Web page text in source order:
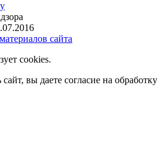
сайта
cookies.
вы даете согласие на обработку